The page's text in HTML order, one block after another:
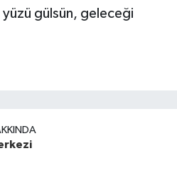
yüzü gülsün, geleceği